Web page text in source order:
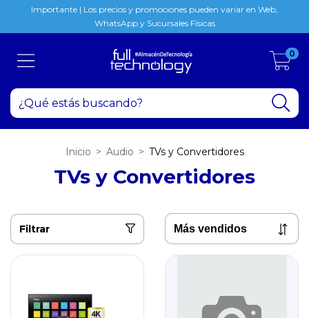
Importante | Los precios y promociones pueden variar en Web,
WhatsApp y Sucursales Físicas
0
Inicio > Audio > TVs y Convertidores
TVs y Convertidores
Filtrar